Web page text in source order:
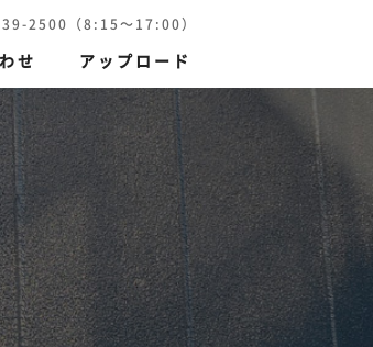
2500（8:15～17:00）
せ アップロード